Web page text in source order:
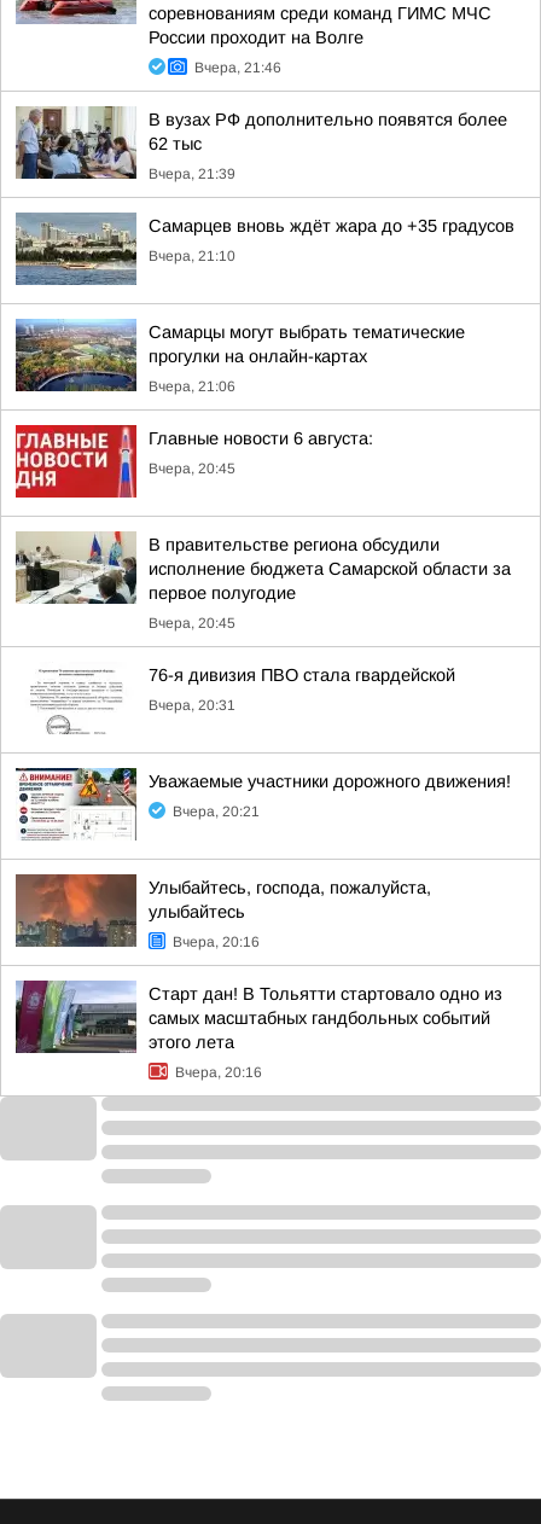
соревнованиям среди команд ГИМС МЧС
России проходит на Волге
Вчера, 21:46
В вузах РФ дополнительно появятся более
62 тыс
Вчера, 21:39
Самарцев вновь ждёт жара до +35 градусов
Вчера, 21:10
Самарцы могут выбрать тематические
прогулки на онлайн-картах
Вчера, 21:06
Главные новости 6 августа:
Вчера, 20:45
В правительстве региона обсудили
исполнение бюджета Самарской области за
первое полугодие
Вчера, 20:45
76-я дивизия ПВО стала гвардейской
Вчера, 20:31
Уважаемые участники дорожного движения!
Вчера, 20:21
Улыбайтесь, господа, пожалуйста,
улыбайтесь
Вчера, 20:16
Старт дан! В Тольятти стартовало одно из
самых масштабных гандбольных событий
этого лета
Вчера, 20:16